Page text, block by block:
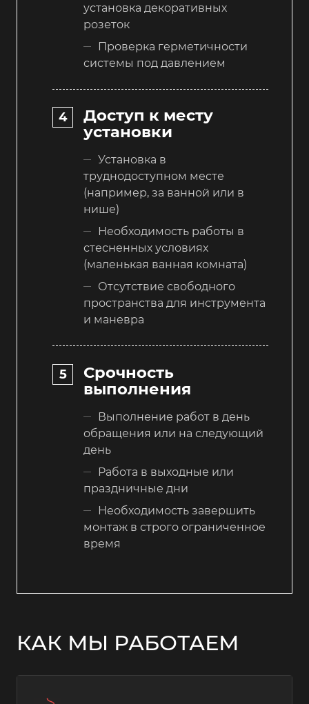
установка декоративных
розеток
Проверка герметичности
системы под давлением
Доступ к месту
установки
Установка в
труднодоступном месте
(например, за ванной или в
нише)
Необходимость работы в
стесненных условиях
(маленькая ванная комната)
Отсутствие свободного
пространства для инструмента
и маневра
Срочность
выполнения
Выполнение работ в день
обращения или на следующий
день
Работа в выходные или
праздничные дни
Необходимость завершить
монтаж в строго ограниченное
время
КАК МЫ РАБОТАЕМ